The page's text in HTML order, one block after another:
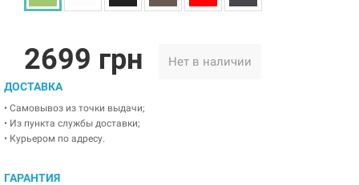
2699 грн Нет в наличии
ДОСТАВКА
• Самовывоз из точки выдачи;
• Из пункта службы доставки;
• Курьером по адресу.
ГАРАНТИЯ